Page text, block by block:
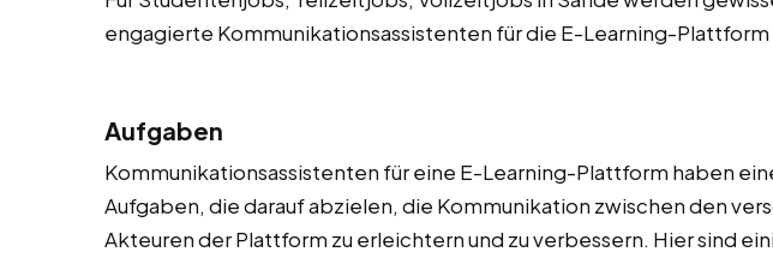
engagierte Kommunikationsassistenten für die E-Learning-Plattform
Aufgaben
Kommunikationsassistenten für eine E-Learning-Plattform haben
Aufgaben, die darauf abzielen, die Kommunikation zwischen den
Akteuren der Plattform zu erleichtern und zu verbessern. Hier sind